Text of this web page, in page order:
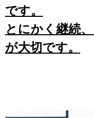
です。
とにかく継続
が大切です。